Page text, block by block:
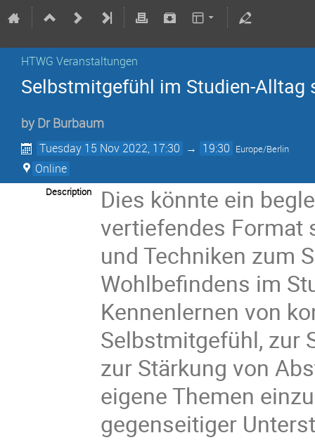
HTWG Veranstaltungen
Selbstmitgefühl im Studien-Alltag
byDr Burbaum
Tuesday 15 Nov 2022, 17:30 → 19:30 Europe/Berlin
Online
Description
Dies könnte ein
vertiefendes Format
und Techniken zum
Wohlbefindens im
Kennenlernen von
Selbstmitgefühl, zur
zur Stärkung von
eigene Themen
gegenseitiger